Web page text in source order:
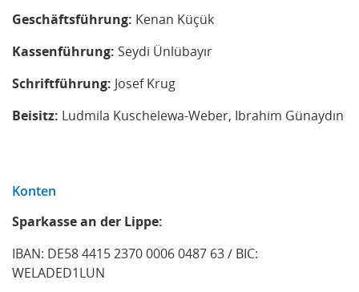
Geschäftsführung: Kenan Küçük
Kassenführung: Seydi Ünlübayır
Schriftführung: Josef Krug
Beisitz: Ludmila Kuschelewa-Weber, Ibrahim Günaydın
Konten
Sparkasse an der Lippe:
IBAN: DE58 4415 2370 0006 0487 63 / BIC:
WELADED1LUN